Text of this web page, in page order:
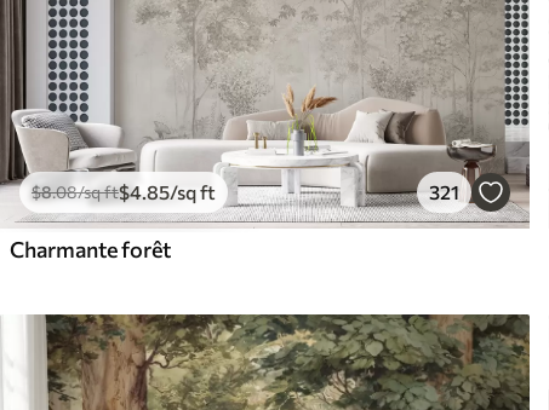
$8.08/sq ft$4.85/sq ft 321
Charmante forêt